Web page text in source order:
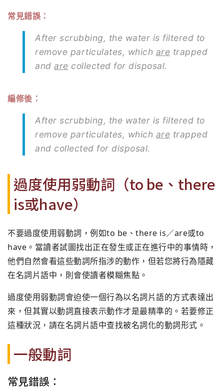
常見錯誤：
After scrubbing, the water is filtered to
remove particulates, which are trapped
and are collected for disposal.
編修後：
After scrubbing, the water is filtered to
remove particulates, which are trapped
and collected for disposal.
過度使用弱動詞（to be、there
is或have）
不要過度使用弱動詞，例如to be、there is／are或to
have。當讀者試圖找出正在發生或正在進行中的事情時，
他們自然會看這些動詞所指涉的動作，但若您將行為隱藏
在名詞片語中，則會使讀者模糊焦點。
過度使用弱動詞會迫使一個行為以名詞片語的方式表達出
來，但其實以動詞直接表示動作才是最精準的。若要修正
這種狀況，請在名詞片語中查找被名詞化的動詞形式。
一般動詞
常見錯誤：